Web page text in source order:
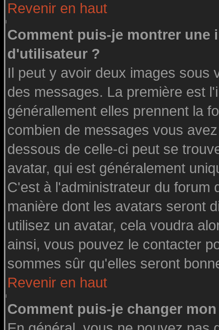
Revenir en haut
Comment puis-je montrer une
d'utilisateur ?
Il peut y avoir deux images sous
des messages. La première est
générallement elles prennent la
combien de messages vous
dessous de celle-ci peut se
avatar, qui est généralement
C'est à l'administrateur du forum
manière dont les avatars seront
utilisez un avatar, cela voudra
ainsi, vous pouvez le contacter
sommes sûr qu'elles seront
Revenir en haut
Comment puis-je changer